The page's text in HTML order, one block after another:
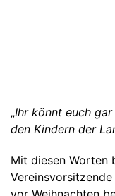
KOMPASS
Zeit zu Lernen
Hilfe bei
Außerschulische
Aktivitäten an der
Schließfächer
„Ihr könnt euch
den Kindern der
Mit diesen Worten